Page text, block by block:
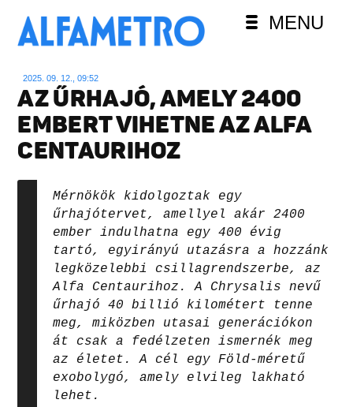
MENU
2025. 09. 12., 09:52
AZ ŰRHAJÓ, AMELY 2400
EMBERT VIHETNE AZ ALFA
CENTAURIHOZ
Mérnökök kidolgoztak egy
űrhajótervet, amellyel akár 2400
ember indulhatna egy 400 évig
tartó, egyirányú utazásra a hozzánk
legközelebbi csillagrendszerbe, az
Alfa Centaurihoz. A Chrysalis nevű
űrhajó 40 billió kilométert tenne
meg, miközben utasai generációkon
át csak a fedélzeten ismernék meg
az életet. A cél egy Föld-méretű
exobolygó, amely elvileg lakható
lehet.